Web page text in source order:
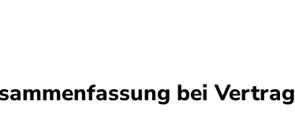
bei